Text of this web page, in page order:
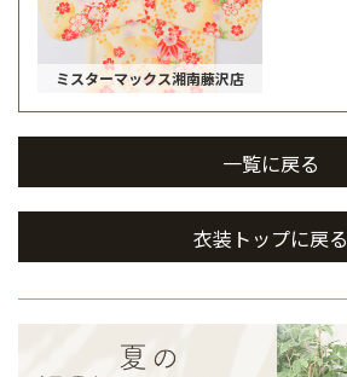
ミスターマックス湘南藤沢店
一覧に戻る
衣装トップに戻る